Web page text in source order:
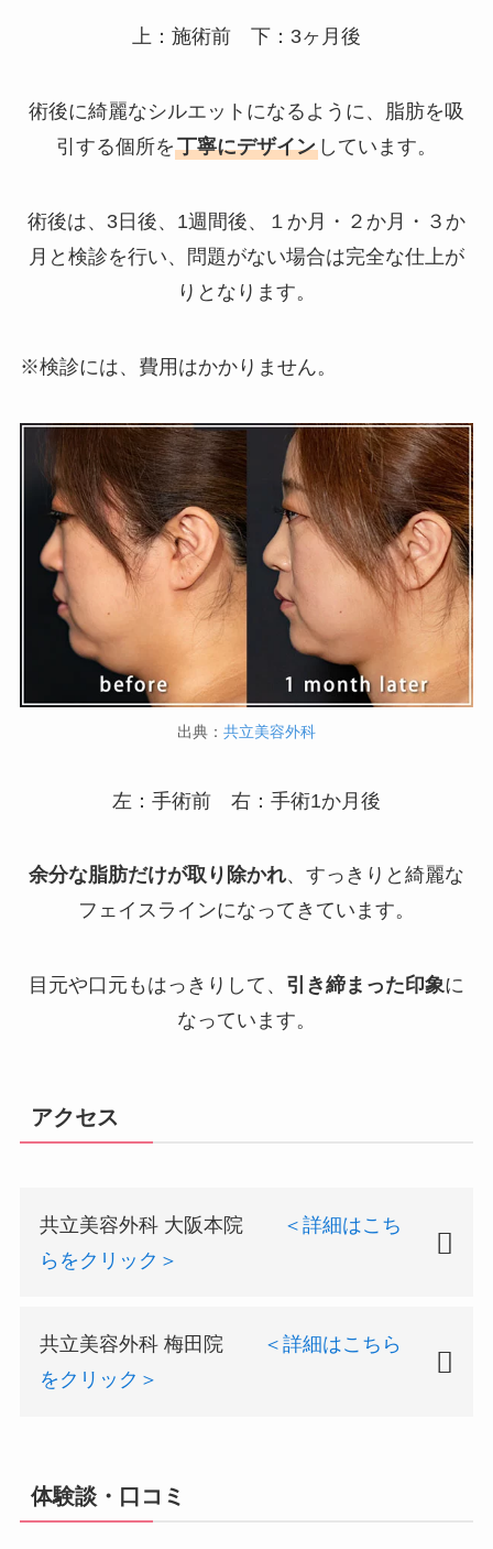
上：施術前 下：3ヶ月後
術後に綺麗なシルエットになるように、脂肪を吸
引する個所を 丁寧にデザイン しています。
術後は、3日後、1週間後、１か月・２か月・３か
月と検診を行い、問題がない場合は完全な仕上が
りとなります。
※検診には、費用はかかりません。
出典： 共立美容外科
左：手術前 右：手術1か月後
余分な脂肪だけが取り除かれ、すっきりと綺麗な
フェイスラインになってきています。
目元や口元もはっきりして、 引き締まった印象に
なっています。
アクセス
共立美容外科 大阪本院
＜詳細はこち
らをクリック＞
名
3 東邦ビル5・6F
共立美容外科 梅田院
＜詳細はこちら
をクリック＞
名
体験談・口コミ